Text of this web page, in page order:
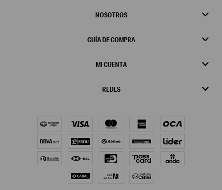
NOSOTROS
GUÍA DE COMPRA
MI CUENTA
REDES